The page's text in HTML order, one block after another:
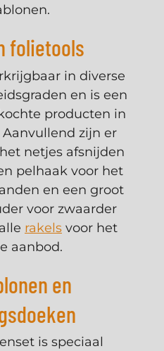
folietools
in diverse
en is een
producten in
zijn er
netjes afsnijden
pelhaak voor het
en een groot
voor zwaarder
rakels voor het
aanbod.
en
is speciaal